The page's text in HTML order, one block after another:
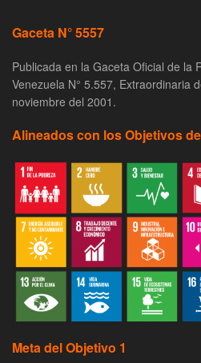
Gaceta N° 5557
Publicada en la Gaceta Oficial de la
Venezuela N° 5.557, Extraordinaria
noviembre del 2001.
Alineados con los Objetivos
Meta del Objetivo 1